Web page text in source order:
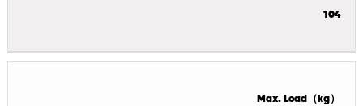
104
Max. Load（kg）